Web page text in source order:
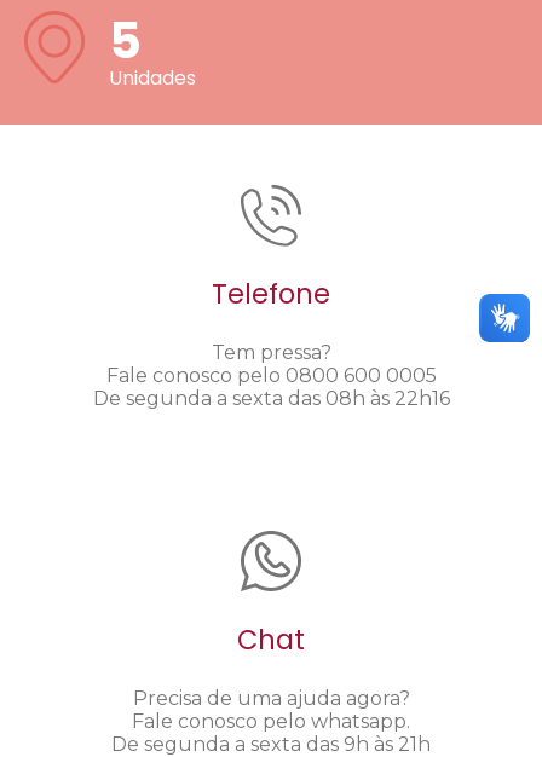
5
Unidades
Telefone
Tem pressa?
Fale conosco pelo 0800 600 0005
De segunda a sexta das 08h às 22h16
Chat
Precisa de uma ajuda agora?
Fale conosco pelo whatsapp.
De segunda a sexta das 9h às 21h